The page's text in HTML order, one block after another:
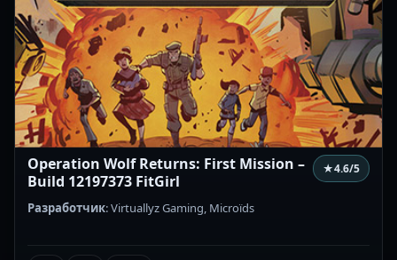
Operation Wolf Returns: First Mission –
Build 12197373 FitGirl
★4.6/5
Разработчик: Virtuallyz Gaming, Microïds